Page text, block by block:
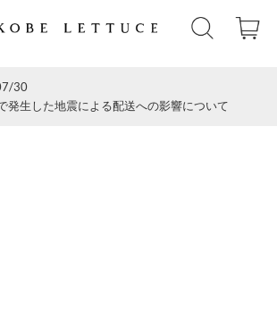
30
発生した地震による配送への影響について